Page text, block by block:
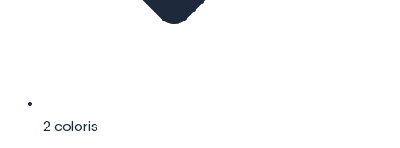
2 coloris